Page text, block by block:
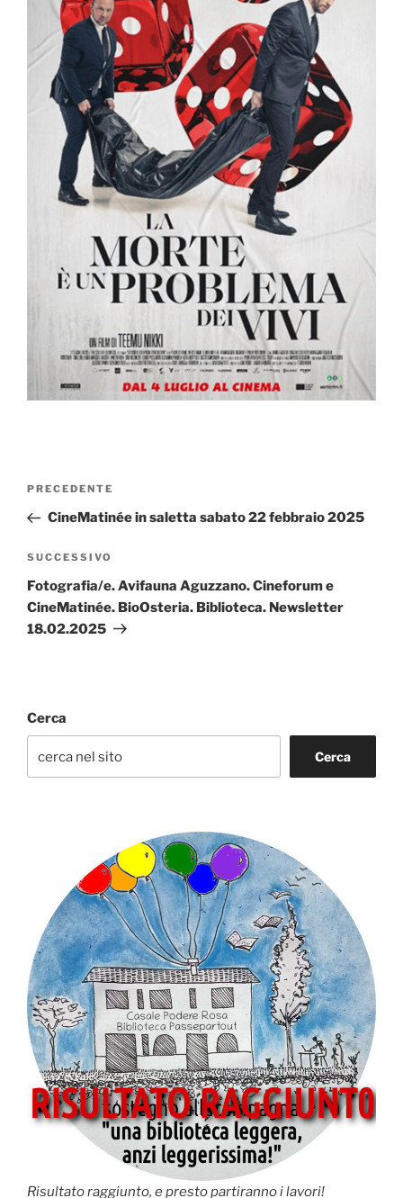
Navigazione
Articolo
precedente:
PRECEDENTE
CineMatinée in saletta sabato 22 febbraio 2025
Articolo
successivo
SUCCESSIVO
Fotografia/e. Avifauna Aguzzano. Cineforum e
CineMatinée. BioOsteria. Biblioteca. Newsletter
18.02.2025
Cerca
Cerca
Risultato raggiunto, e presto partiranno i lavori!